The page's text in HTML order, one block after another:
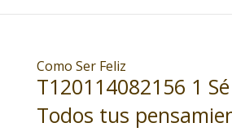
Como Ser Feliz
T120114082156 1
Todos tus